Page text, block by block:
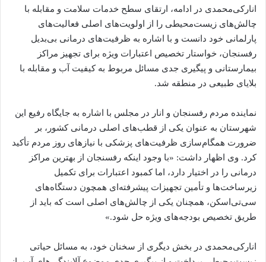
انارکی‌محمدی در ادامه، ارتقای سطح خدمات سلامت و مقابله با
چالش‌های زیست‌محیطی را از اولویت‌های اصلی فعالیت‌های
پارلمانی خود دانست و با اشاره به ظرفیت‌های درمانی بی‌بدیل
رفسنجان، خواستار تخصیص اعتبارات ویژه برای تجهیز مراکز
بیمارستانی و پیگیری جدی مسائل مربوط به کیفیت آب و مقابله با
بلایای طبیعی در منطقه شد.
نماینده مردم رفسنجان و انار در مجلس با اشاره به جایگاه رفیع این
شهرستان به عنوان یکی از قطب‌های اصلی درمانی کشور، بر
ضرورت همگام‌سازی ظرفیت‌های پزشکی با نیازهای روز مردم تأکید
کرد. وی اظهار داشت: «با وجود اینکه رفسنجان از بهترین مراکز
درمانی را در اختیار دارد، اما کمبود اعتبارات برای تکمیل
زیرساخت‌ها و تأمین تجهیزات پیشرفته‌ای همچون دستگاه‌های
سی‌تی‌اسکن، همچنان یکی از چالش‌های اصلی است که باید از
طریق تخصیص بودجه‌های ویژه حل شود.»
انارکی‌محمدی در بخش دیگری از سخنان خود، به مسائل حیاتی